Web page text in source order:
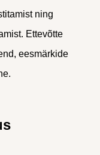
ning
Ettevõtte
eesmärkide